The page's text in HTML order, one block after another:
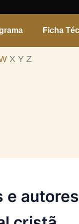
Ficha
X Y Z